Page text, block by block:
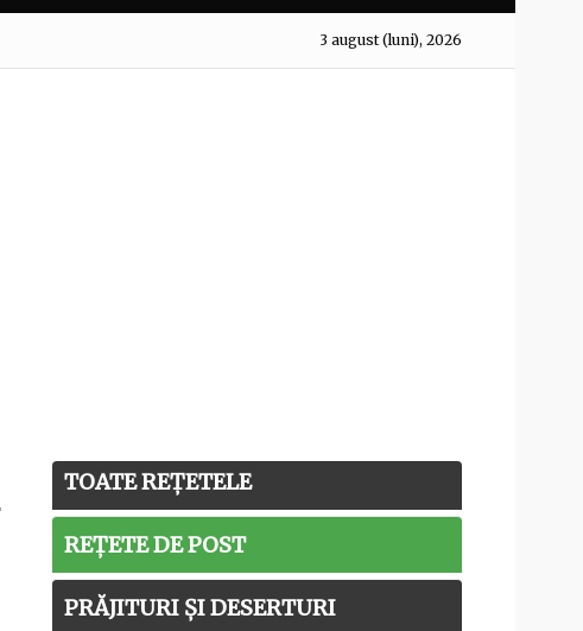
3 august (luni), 2026
TOATE REȚETELE
REȚETE DE POST
PRĂJITURI ȘI DESERTURI